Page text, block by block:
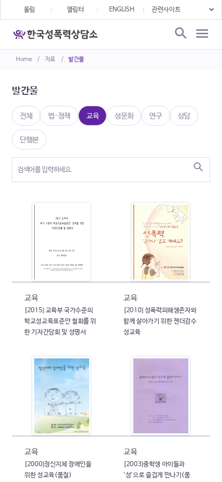
Home / 자료 / 발간물
울림 열림터 ENGLISH
발간물
전체 법·정책 교육 성문화 연구 상담
단행본
교육
[2015] 교육부 국가수준의
학교성교육표준안 철회를 위
한 기자간담회 및 성명서
교육
[2010] 성폭력피해생존자와
함께 살아가기 위한 젠더감수
성교육
교육
[2000]정신지체 장애인을
위한 성교육(품절)
교육
[2003]중학생 아이들과
'성'으로 즐겁게 만나기(품